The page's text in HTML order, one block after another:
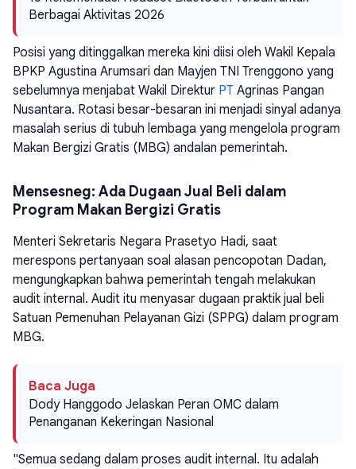
Berbagai Aktivitas 2026
Posisi yang ditinggalkan mereka kini diisi oleh Wakil Kepala
BPKP Agustina Arumsari dan Mayjen TNI Trenggono yang
sebelumnya menjabat Wakil Direktur PT Agrinas Pangan
Nusantara. Rotasi besar-besaran ini menjadi sinyal adanya
masalah serius di tubuh lembaga yang mengelola program
Makan Bergizi Gratis (MBG) andalan pemerintah.
Mensesneg: Ada Dugaan Jual Beli dalam
Program Makan Bergizi Gratis
Menteri Sekretaris Negara Prasetyo Hadi, saat
merespons pertanyaan soal alasan pencopotan Dadan,
mengungkapkan bahwa pemerintah tengah melakukan
audit internal. Audit itu menyasar dugaan praktik jual beli
Satuan Pemenuhan Pelayanan Gizi (SPPG) dalam program
MBG.
Baca Juga
Dody Hanggodo Jelaskan Peran OMC dalam
Penanganan Kekeringan Nasional
"Semua sedang dalam proses audit internal. Itu adalah